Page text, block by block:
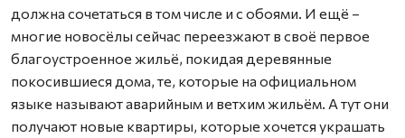
должна сочетаться в том числе и с обоями. И ещё –
многие новосёлы сейчас переезжают в своё первое
благоустроенное жильё, покидая деревянные
покосившиеся дома, те, которые на официальном
языке называют аварийным и ветхим жильём. А тут они
получают новые квартиры, которые хочется украшать